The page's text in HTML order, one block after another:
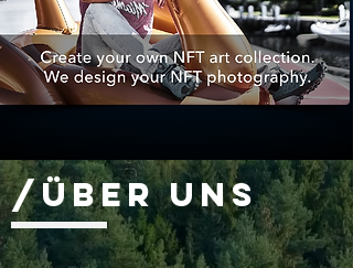
/Über uns